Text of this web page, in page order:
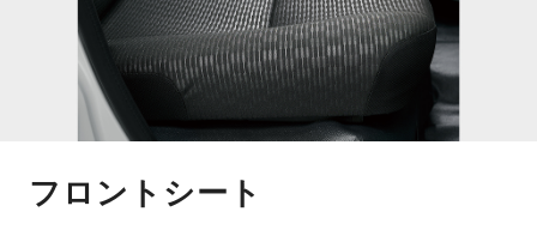
フロントシート